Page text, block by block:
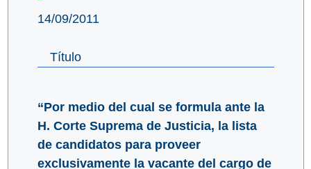
14/09/2011
Título
“Por medio del cual se formula ante la
H. Corte Suprema de Justicia, la lista
de candidatos para proveer
exclusivamente la vacante del cargo de